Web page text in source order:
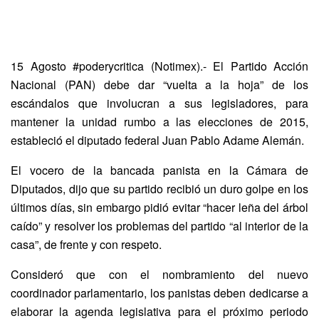
15 Agosto #poderycritica (Notimex).- El Partido Acción
Nacional (PAN) debe dar “vuelta a la hoja” de los
escándalos que involucran a sus legisladores, para
mantener la unidad rumbo a las elecciones de 2015,
estableció el diputado federal Juan Pablo Adame Alemán.
El vocero de la bancada panista en la Cámara de
Diputados, dijo que su partido recibió un duro golpe en los
últimos días, sin embargo pidió evitar “hacer leña del árbol
caído” y resolver los problemas del partido “al interior de la
casa”, de frente y con respeto.
Consideró que con el nombramiento del nuevo
coordinador parlamentario, los panistas deben dedicarse a
elaborar la agenda legislativa para el próximo periodo